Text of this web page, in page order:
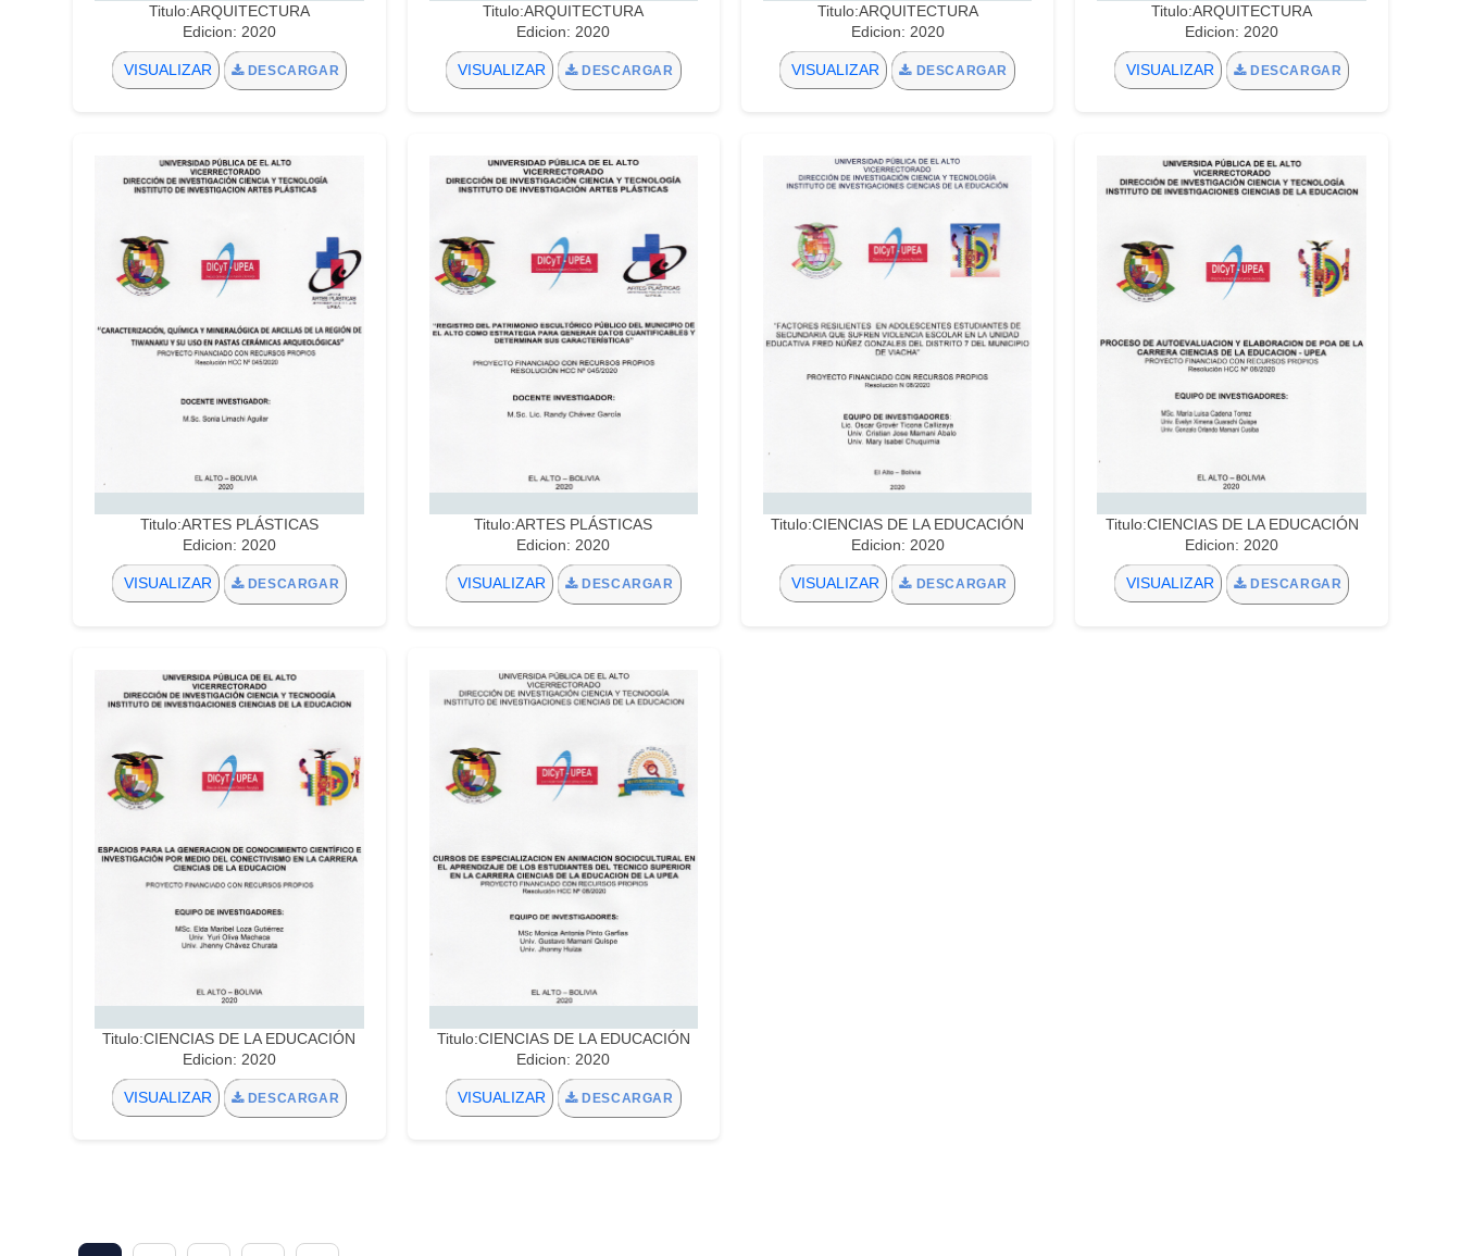
Titulo:ARQUITECTURA
Edicion: 2020
VISUALIZAR DESCARGAR
Titulo:ARQUITECTURA
Edicion: 2020
VISUALIZAR DESCARGAR
Titulo:ARQUITECTURA
Edicion: 2020
VISUALIZAR DESCARGAR
Titulo:ARQUITECTURA
Edicion: 2020
VISUALIZAR DESCARGAR
Titulo:ARTES PLÁSTICAS
Edicion: 2020
VISUALIZAR DESCARGAR
Titulo:ARTES PLÁSTICAS
Edicion: 2020
VISUALIZAR DESCARGAR
Titulo:CIENCIAS DE LA EDUCACIÓN
Edicion: 2020
VISUALIZAR DESCARGAR
Titulo:CIENCIAS DE LA EDUCACIÓN
Edicion: 2020
VISUALIZAR DESCARGAR
Titulo:CIENCIAS DE LA EDUCACIÓN
Edicion: 2020
VISUALIZAR DESCARGAR
Titulo:CIENCIAS DE LA EDUCACIÓN
Edicion: 2020
VISUALIZAR DESCARGAR